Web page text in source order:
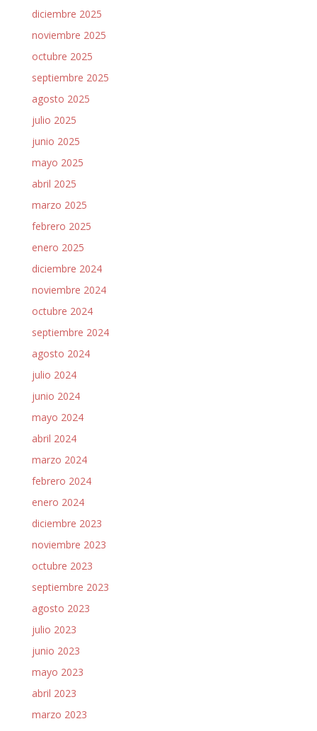
diciembre 2025
noviembre 2025
octubre 2025
septiembre 2025
agosto 2025
julio 2025
junio 2025
mayo 2025
abril 2025
marzo 2025
febrero 2025
enero 2025
diciembre 2024
noviembre 2024
octubre 2024
septiembre 2024
agosto 2024
julio 2024
junio 2024
mayo 2024
abril 2024
marzo 2024
febrero 2024
enero 2024
diciembre 2023
noviembre 2023
octubre 2023
septiembre 2023
agosto 2023
julio 2023
junio 2023
mayo 2023
abril 2023
marzo 2023